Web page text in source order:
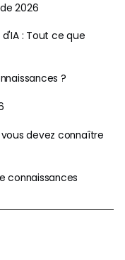
2026
: Tout ce que
?
vous devez connaître
connaissances